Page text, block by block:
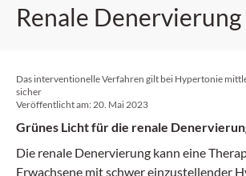
Renale Denervierung
Das interventionelle Verfahren gilt bei Hypertonie
sicher
Veröffentlicht am: 20. Mai 2023
Grünes Licht für die renale
Die renale Denervierung kann eine
Erwachsene mit schwer einzustellender